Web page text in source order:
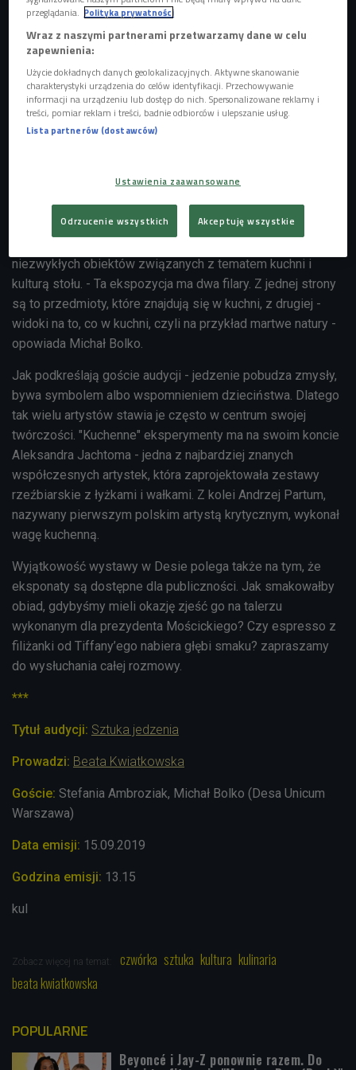
niezwykłych obiektów związanych z tematem kuchni i
kulturą stołu. - Ta ekspozycja ma dwa filary. Z jednej strony
są to przedmioty, które znajdują się w kuchni, z drugiej -
widoki na to, co w kuchni, czyli na przykład martwe natury -
opowiada Michał Bolko.
Jak podkreślają goście audycji - jedzenie pobudza zmysły,
bywa symbolem albo wspomnieniem dzieciństwa. Dlatego
tak wielu artystów stawia je często w centrum swojej
twórczości. "Kuchenne" eksperymenty ma na swoim koncie
Aleksandra Jachtoma - jedna z najbardziej znanych
współczesnych artystek, która zaprojektowała zestawy
rzeźbiarskie z łyżkami i wałkami. Z kolei Andrzej Partum,
nazywany pierwszym polskim artystą krytycznym, wykonał
wagę kuchenną.
Wyjątkowość wystawy w Desie polega także na tym, że
eksponaty są dostępne dla publiczności. Jak smakowałby
obiad, gdybyśmy mieli okazję zjeść go na talerzu
wykonanym dla prezydenta Mościckiego? Czy espresso z
filiżanki od Tiffany’ego nabiera głębi smaku? zapraszamy
do wysłuchania całej rozmowy.
***
Tytuł audycji: Sztuka jedzenia
Prowadzi: Beata Kwiatkowska
Goście: Stefania Ambroziak, Michał Bolko (Desa Unicum
Warszawa)
Data emisji: 15.09.2019
Godzina emisji: 13.15
kul
Zobacz więcej na temat: czwórka sztuka kultura kulinaria
beata kwiatkowska
POPULARNE
Beyoncé i Jay-Z ponownie razem. Do
przeglądania. Polityka prywatności
Wraz z naszymi partnerami przetwarzamy dane w celu
zapewnienia:
Użycie dokładnych danych geolokalizacyjnych. Aktywne skanowanie
charakterystyki urządzenia do celów identyfikacji. Przechowywanie
informacji na urządzeniu lub dostęp do nich. Spersonalizowane reklamy i
treści, pomiar reklam i treści, badnie odbiorców i ulepszanie usług.
Lista partnerów (dostawców)
Ustawienia zaawansowane
Odrzucenie wszystkich Akceptuję wszystkie